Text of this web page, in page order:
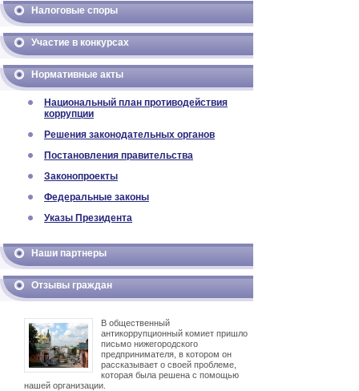
Налоговые споры
Участие в конкурсах
Нормативные акты
Национальный план противодействия
коррупции
Решения законодательных органов
Постановления правительства
Законопроекты
Федеральные законы
Указы Президента
Наши партнеры
Отзывы граждан
В общественный
антикоррупционный комиет пришло
письмо нижегородского
предпринимателя, в котором он
рассказывает о своей проблеме,
которая была решена с помощью
нашей организации.